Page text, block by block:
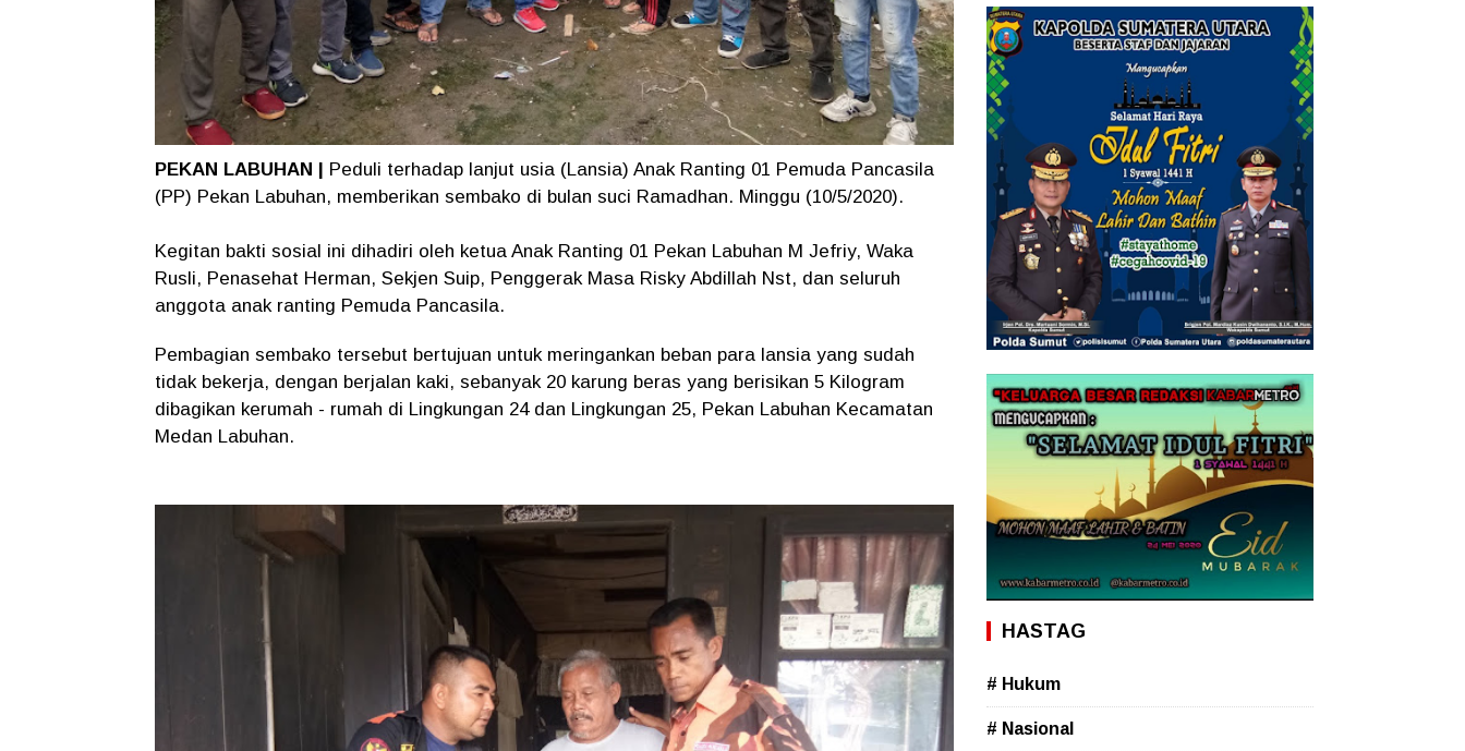
PEKAN LABUHAN | Peduli terhadap lanjut usia (Lansia) Anak Ranting 01 Pemuda Pancasila
(PP) Pekan Labuhan, memberikan sembako di bulan suci Ramadhan. Minggu (10/5/2020).
Kegitan bakti sosial ini dihadiri oleh ketua Anak Ranting 01 Pekan Labuhan M Jefriy, Waka
Rusli, Penasehat Herman, Sekjen Suip, Penggerak Masa Risky Abdillah Nst, dan seluruh
anggota anak ranting Pemuda Pancasila.
Pembagian sembako tersebut bertujuan untuk meringankan beban para lansia yang sudah
tidak bekerja, dengan berjalan kaki, sebanyak 20 karung beras yang berisikan 5 Kilogram
dibagikan kerumah - rumah di Lingkungan 24 dan Lingkungan 25, Pekan Labuhan Kecamatan
Medan Labuhan.
HASTAG
# Hukum
# Nasional